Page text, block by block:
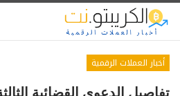
أخبار العملات الرقمية